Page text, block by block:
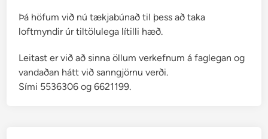
Þá höfum við nú tækjabúnað til þess að taka
loftmyndir úr tiltölulega lítilli hæð.
Leitast er við að sinna öllum verkefnum á faglegan og
vandaðan hátt við sanngjörnu verði.
Sími 5536306 og 6621199.